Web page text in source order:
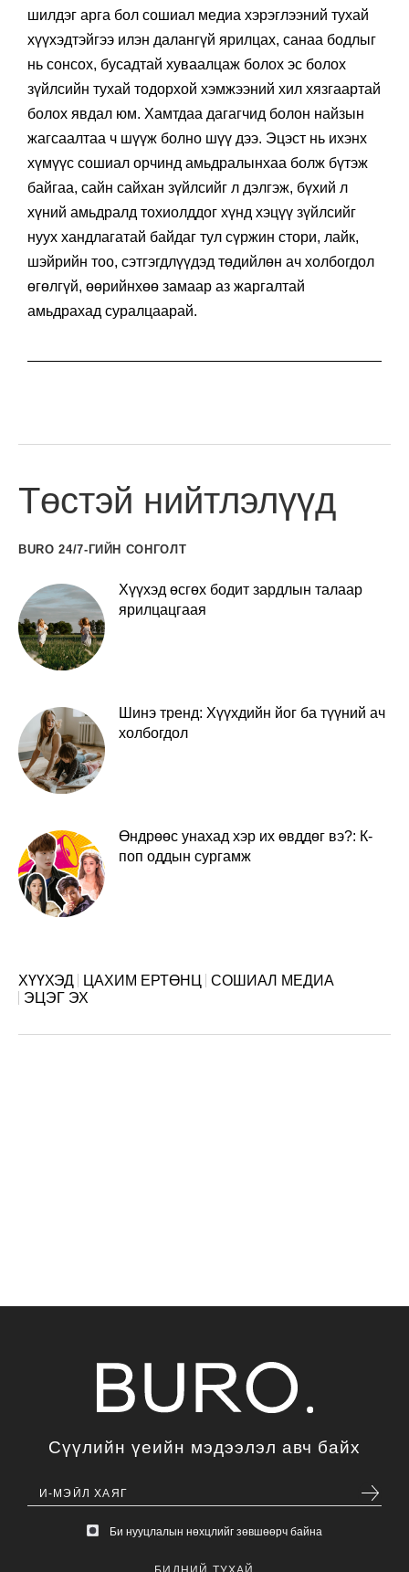
шилдэг арга бол сошиал медиа хэрэглээний тухай
хүүхэдтэйгээ илэн далангүй ярилцах, санаа бодлыг
нь сонсох, бусадтай хуваалцаж болох эс болох
зүйлсийн тухай тодорхой хэмжээний хил хязгаартай
болох явдал юм. Хамтдаа дагагчид болон найзын
жагсаалтаа ч шүүж болно шүү дээ. Эцэст нь ихэнх
хүмүүс сошиал орчинд амьдралынхаа болж бүтэж
байгаа, сайн сайхан зүйлсийг л дэлгэж, бүхий л
хүний амьдралд тохиолддог хүнд хэцүү зүйлсийг
нуух хандлагатай байдаг тул сүржин стори, лайк,
шэйрийн тоо, сэтгэгдлүүдэд төдийлөн ач холбогдол
өгөлгүй, өөрийнхөө замаар аз жаргалтай
амьдрахад суралцаарай.
Төстэй нийтлэлүүд
BURO 24/7-ГИЙН СОНГОЛТ
Хүүхэд өсгөх бодит зардлын талаар
ярилцацгаая
Шинэ тренд: Хүүхдийн йог ба түүний ач
холбогдол
Өндрөөс унахад хэр их өвддөг вэ?: К-
поп оддын сургамж
ХҮҮХЭД ЦАХИМ ЕРТӨНЦ
СОШИАЛ МЕДИА
ЭЦЭГ ЭХ
Сүүлийн үеийн мэдээлэл авч байх
Би нууцлалын нөхцлийг зөвшөөрч байна